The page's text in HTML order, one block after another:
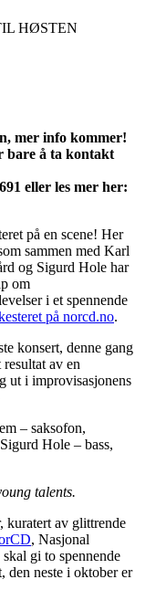
HØSTEN
mer info kommer!
bare å ta kontakt
eller les mer her:
på en scene! Her
sammen med Karl
og Sigurd Hole har
om
i et spennende
på norcd.no.
konsert, denne gang
av en
ut i improvisasjonens
– saksofon,
Hole – bass,
talents.
kuratert av glittrende
, Nasjonal
skal gi to spennende
den neste i oktober er